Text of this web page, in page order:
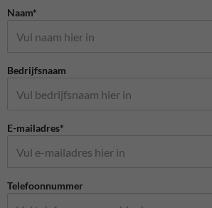
Naam*
Bedrijfsnaam
E-mailadres*
Telefoonnummer